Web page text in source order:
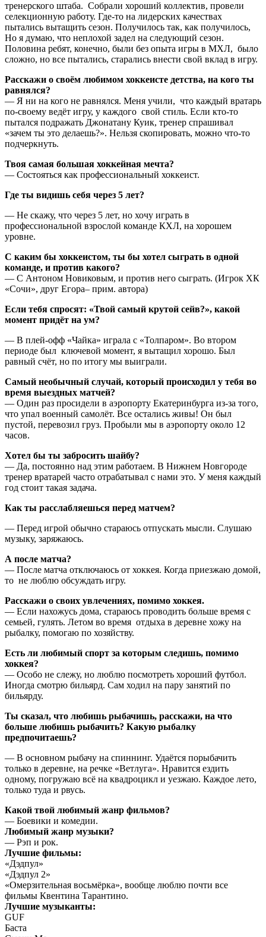
тренерского штаба. Собрали хороший коллектив, провели
селекционную работу. Где-то на лидерских качествах
пытались вытащить сезон. Получилось так, как получилось,
Но я думаю, что неплохой задел на следующий сезон.
Половина ребят, конечно, были без опыта игры в МХЛ, было
сложно, но все пытались, старались внести свой вклад в игру.
Расскажи о своём любимом хоккеисте детства, на кого ты
равнялся?
— Я ни на кого не равнялся. Меня учили, что каждый вратарь
по-своему ведёт игру, у каждого свой стиль. Если кто-то
пытался подражать Джонатану Куик, тренер спрашивал
«зачем ты это делаешь?». Нельзя скопировать, можно что-то
подчеркнуть.
Твоя самая большая хоккейная мечта?
— Состояться как профессиональный хоккеист.
Где ты видишь себя через 5 лет?
— Не скажу, что через 5 лет, но хочу играть в
профессиональной взрослой команде КХЛ, на хорошем
уровне.
С каким бы хоккеистом, ты бы хотел сыграть в одной
команде, и против какого?
— С Антоном Новиковым, и против него сыграть. (Игрок ХК
«Сочи», друг Егора– прим. автора)
Если тебя спросят: «Твой самый крутой сейв?», какой
момент придёт на ум?
— В плей-офф «Чайка» играла с «Толпаром». Во втором
периоде был ключевой момент, я вытащил хорошо. Был
равный счёт, но по итогу мы выиграли.
Самый необычный случай, который происходил у тебя во
время выездных матчей?
— Один раз просидели в аэропорту Екатеринбурга из-за того,
что упал военный самолёт. Все остались живы! Он был
пустой, перевозил груз. Пробыли мы в аэропорту около 12
часов.
Хотел бы ты забросить шайбу?
— Да, постоянно над этим работаем. В Нижнем Новгороде
тренер вратарей часто отрабатывал с нами это. У меня каждый
год стоит такая задача.
Как ты расслабляешься перед матчем?
— Перед игрой обычно стараюсь отпускать мысли. Слушаю
музыку, заряжаюсь.
А после матча?
— После матча отключаюсь от хоккея. Когда приезжаю домой,
то не люблю обсуждать игру.
Расскажи о своих увлечениях, помимо хоккея.
— Если нахожусь дома, стараюсь проводить больше время с
семьей, гулять. Летом во время отдыха в деревне хожу на
рыбалку, помогаю по хозяйству.
Есть ли любимый спорт за которым следишь, помимо
хоккея?
— Особо не слежу, но люблю посмотреть хороший футбол.
Иногда смотрю бильярд. Сам ходил на пару занятий по
бильярду.
Ты сказал, что любишь рыбачишь, расскажи, на что
больше любишь рыбачить? Какую рыбалку
предпочитаешь?
— В основном рыбачу на спиннинг. Удаётся порыбачить
только в деревне, на речке «Ветлуга». Нравится ездить
одному, погружаю всё на квадроцикл и уезжаю. Каждое лето,
только туда и рвусь.
Какой твой любимый жанр фильмов?
— Боевики и комедии.
Любимый жанр музыки?
— Рэп и рок.
Лучшие фильмы:
«Дэдпул»
«Дэдпул 2»
«Омерзительная восьмёрка», вообще люблю почти все
фильмы Квентина Тарантино.
Лучшие музыканты:
GUF
Баста